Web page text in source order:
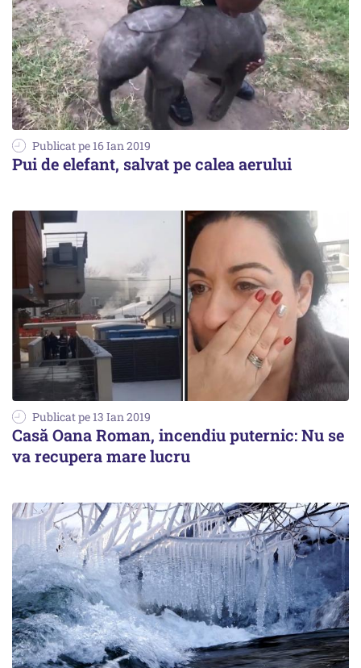
Publicat pe 16 Ian 2019
Pui de elefant, salvat pe calea aerului
Publicat pe 13 Ian 2019
Casă Oana Roman, incendiu puternic: Nu se
va recupera mare lucru